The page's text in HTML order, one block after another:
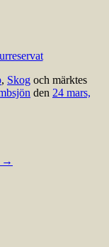
, Skog och märktes
den 24 mars,
→